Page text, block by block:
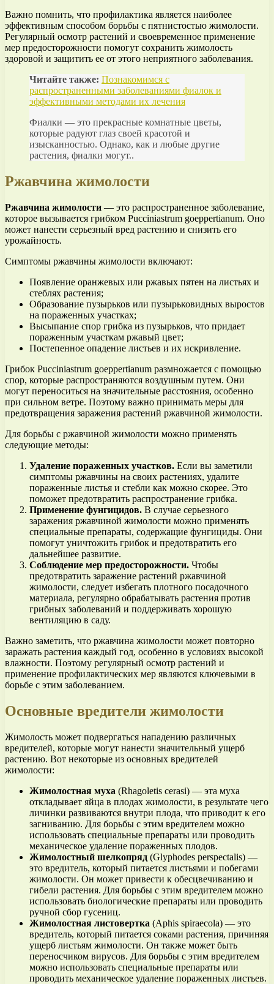
Важно помнить, что профилактика является наиболее
эффективным способом борьбы с пятнистостью жимолости.
Регулярный осмотр растений и своевременное применение
мер предосторожности помогут сохранить жимолость
здоровой и защитить ее от этого неприятного заболевания.
Читайте также: Познакомимся с
распространенными заболеваниями фиалок и
эффективными методами их лечения
Фиалки — это прекрасные комнатные цветы,
которые радуют глаз своей красотой и
изысканностью. Однако, как и любые другие
растения, фиалки могут..
Ржавчина жимолости
Ржавчина жимолости — это распространенное заболевание,
которое вызывается грибком Pucciniastrum goeppertianum. Оно
может нанести серьезный вред растению и снизить его
урожайность.
Симптомы ржавчины жимолости включают:
Появление оранжевых или ржавых пятен на листьях и
стеблях растения;
Образование пузырьков или пузырьковидных выростов
на пораженных участках;
Высыпание спор грибка из пузырьков, что придает
пораженным участкам ржавый цвет;
Постепенное опадение листьев и их искривление.
Грибок Pucciniastrum goeppertianum размножается с помощью
спор, которые распространяются воздушным путем. Они
могут переноситься на значительные расстояния, особенно
при сильном ветре. Поэтому важно принимать меры для
предотвращения заражения растений ржавчиной жимолости.
Для борьбы с ржавчиной жимолости можно применять
следующие методы:
Удаление пораженных участков. Если вы заметили
симптомы ржавчины на своих растениях, удалите
пораженные листья и стебли как можно скорее. Это
поможет предотвратить распространение грибка.
Применение фунгицидов. В случае серьезного
заражения ржавчиной жимолости можно применять
специальные препараты, содержащие фунгициды. Они
помогут уничтожить грибок и предотвратить его
дальнейшее развитие.
Соблюдение мер предосторожности. Чтобы
предотвратить заражение растений ржавчиной
жимолости, следует избегать плотного посадочного
материала, регулярно обрабатывать растения против
грибных заболеваний и поддерживать хорошую
вентиляцию в саду.
Важно заметить, что ржавчина жимолости может повторно
заражать растения каждый год, особенно в условиях высокой
влажности. Поэтому регулярный осмотр растений и
применение профилактических мер являются ключевыми в
борьбе с этим заболеванием.
Основные вредители жимолости
Жимолость может подвергаться нападению различных
вредителей, которые могут нанести значительный ущерб
растению. Вот некоторые из основных вредителей
жимолости:
Жимолостная муха (Rhagoletis cerasi) — эта муха
откладывает яйца в плодах жимолости, в результате чего
личинки развиваются внутри плода, что приводит к его
загниванию. Для борьбы с этим вредителем можно
использовать специальные препараты или проводить
механическое удаление пораженных плодов.
Жимолостный шелкопряд (Glyphodes perspectalis) —
это вредитель, который питается листьями и побегами
жимолости. Он может привести к обесцвечиванию и
гибели растения. Для борьбы с этим вредителем можно
использовать биологические препараты или проводить
ручной сбор гусениц.
Жимолостная листовертка (Aphis spiraecola) — это
вредитель, который питается соками растения, причиняя
ущерб листьям жимолости. Он также может быть
переносчиком вирусов. Для борьбы с этим вредителем
можно использовать специальные препараты или
проводить механическое удаление пораженных листьев.